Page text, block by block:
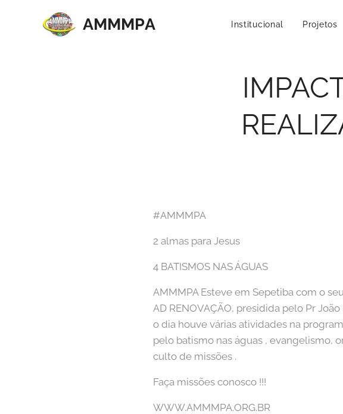
AMMMPA Institucional Projetos
#AMMMPA
2 almas para Jesus
4 BATISMOS NAS ÁGUAS
AMMMPA Esteve em Sepetiba com o
AD RENOVAÇÃO, presidida pelo Pr
o dia houve várias atividades na
pelo batismo nas águas , evangelismo,
culto de missões .
Faça missões conosco !!!
WWW.AMMMPA.ORG.BR